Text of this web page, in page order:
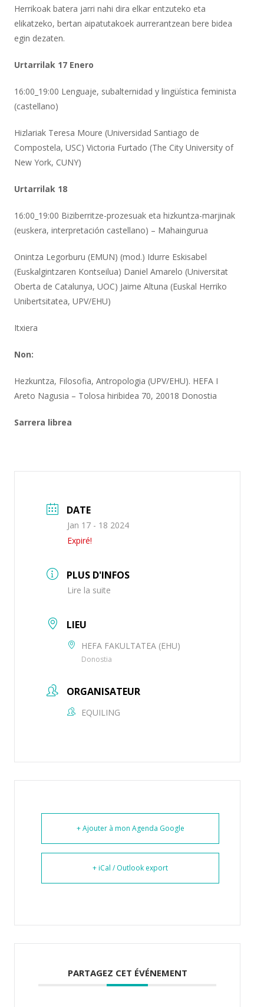
Herrikoak batera jarri nahi dira elkar entzuteko eta
elikatzeko, bertan aipatutakoek aurrerantzean bere bidea
egin dezaten.
Urtarrilak 17 Enero
16:00_19:00 Lenguaje, subalternidad y lingüística feminista
(castellano)
Hizlariak Teresa Moure (Universidad Santiago de
Compostela, USC) Victoria Furtado (The City University of
New York, CUNY)
Urtarrilak 18
16:00_19:00 Biziberritze-prozesuak eta hizkuntza-marjinak
(euskera, interpretación castellano) – Mahaingurua
Onintza Legorburu (EMUN) (mod.) Idurre Eskisabel
(Euskalgintzaren Kontseilua) Daniel Amarelo (Universitat
Oberta de Catalunya, UOC) Jaime Altuna (Euskal Herriko
Unibertsitatea, UPV/EHU)
Itxiera
Non:
Hezkuntza, Filosofia, Antropologia (UPV/EHU). HEFA I
Areto Nagusia – Tolosa hiribidea 70, 20018 Donostia
Sarrera librea
DATE
Jan 17 - 18 2024
Expiré!
PLUS D'INFOS
Lire la suite
LIEU
HEFA FAKULTATEA (EHU)
Donostia
ORGANISATEUR
EQUILING
+ Ajouter à mon Agenda Google
+ iCal / Outlook export
PARTAGEZ CET ÉVÉNEMENT